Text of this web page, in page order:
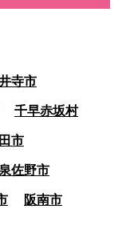
寺市
千早赤坂村
市
泉佐野市
阪南市